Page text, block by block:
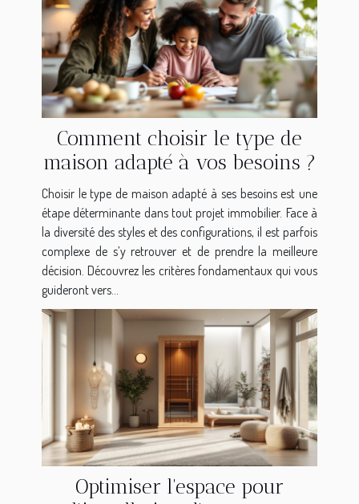
Comment choisir le type de
maison adapté à vos besoins ?
Choisir le type de maison adapté à ses besoins est une
étape déterminante dans tout projet immobilier. Face à
la diversité des styles et des configurations, il est parfois
complexe de s’y retrouver et de prendre la meilleure
décision. Découvrez les critères fondamentaux qui vous
guideront vers...
Optimiser l'espace pour